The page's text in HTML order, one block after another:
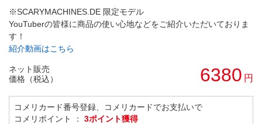
※SCARYMACHINES.DE 限定モデル
YouTuberの皆様に商品の使い心地などをご紹介いただいておりま
す！
紹介動画はこちら
ネット販売
価格（税込）
6380 円
コメリカード番号登録、コメリカードでお支払いで
コメリポイント ： 3ポイント獲得